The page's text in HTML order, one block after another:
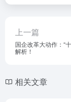
上一篇
国企改革大动作：“
解析！
相关文章